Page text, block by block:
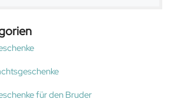
für den Bruder